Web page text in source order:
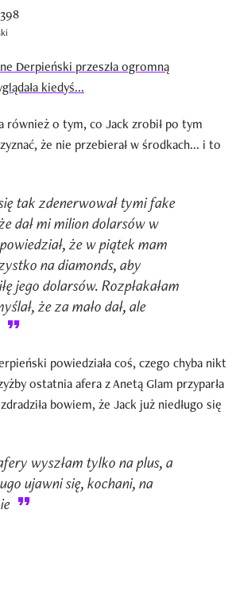
Derpieński przeszła ogromną
kiedyś...
również o tym, co Jack zrobił po tym
że nie przebierał w środkach... i to
tak zdenerwował tymi fake
dał mi milion dolarsów w
że w piątek mam
na diamonds, aby
jego dolarsów. Rozpłakałam
że za mało dał, ale
powiedziała coś, czego chyba nikt
ostatnia afera z Anetą Glam przyparła
bowiem, że Jack już niedługo się
wyszłam tylko na plus, a
ujawni się, kochani, na